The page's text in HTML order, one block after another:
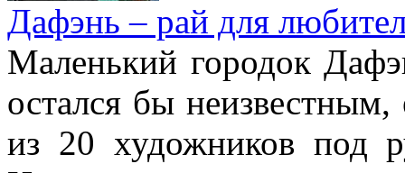
Дафэнь – рай для
Маленький городок
остался бы
из 20 художников под